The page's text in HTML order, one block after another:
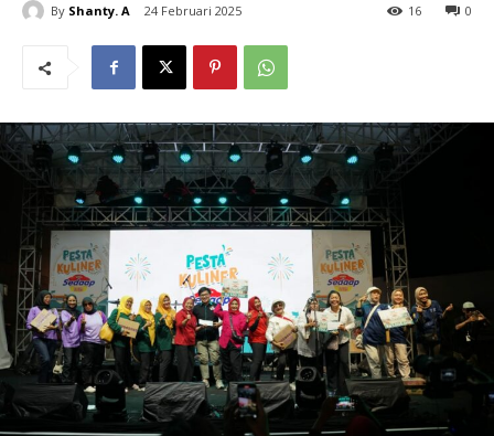
By Shanty. A 24 Februari 2025 0
16